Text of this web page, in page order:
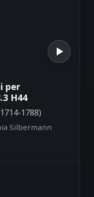
Mozart (1756-
per
H44
1788)
Silbermann